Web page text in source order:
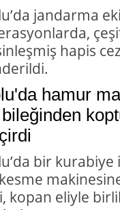
jandarma
hapis
hamur
bir
kopan eliyle